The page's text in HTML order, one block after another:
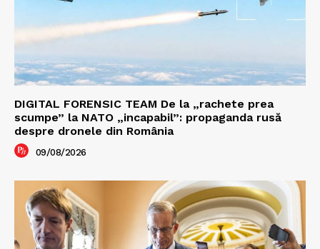
DIGITAL FORENSIC TEAM De la „rachete prea
scumpe” la NATO „incapabil”: propaganda rusă
despre dronele din România
09/08/2026